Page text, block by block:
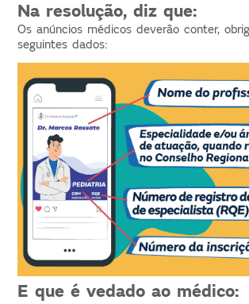
Na resolução, diz que:
Os anúncios médicos deverão conter,
seguintes dados:
E que é vedado ao médico: